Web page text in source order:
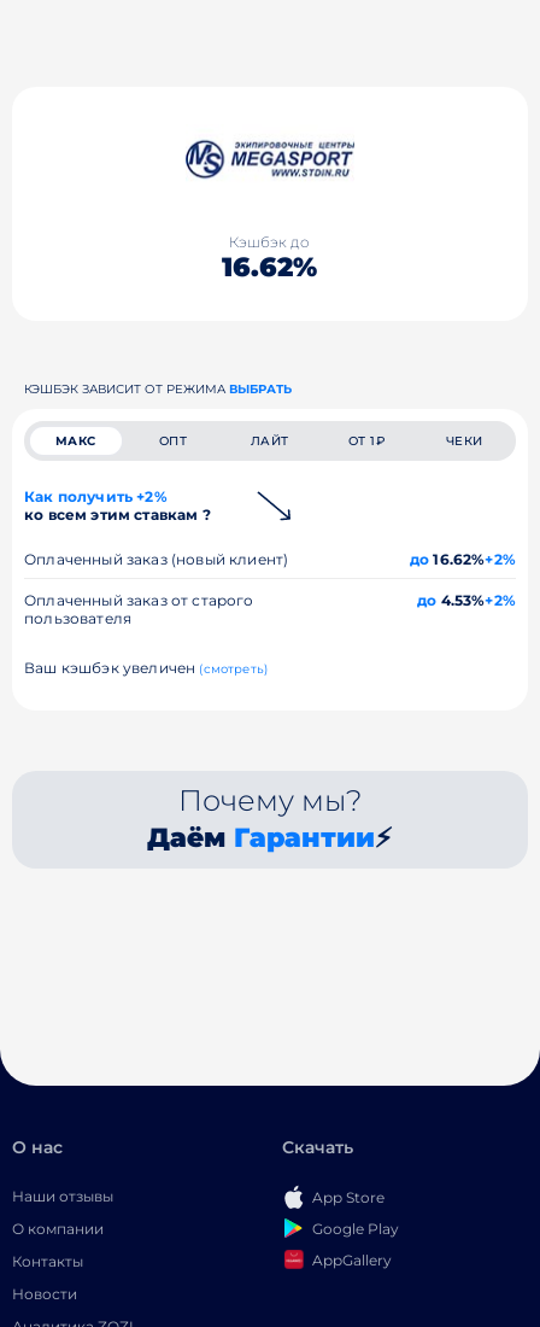
Кэшбэк до
16.62%
КЭШБЭК ЗАВИСИТ ОТ РЕЖИМА ВЫБРАТЬ
МАКС ОПТ ЛАЙТ ОТ 1₽ ЧЕКИ
Как получить +2%
ко всем этим ставкам ?
Оплаченный заказ (новый клиент) до 16.62%+2%
Оплаченный заказ от старого
пользователя
до 4.53%+2%
Ваш кэшбэк увеличен (смотреть)
Почему мы?
Даём Гарантии⚡
О нас
Наши отзывы
О компании
Контакты
Новости
Скачать
App Store
Google Play
AppGallery